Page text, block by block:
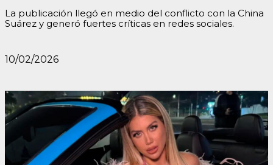
La publicación llegó en medio del conflicto con la China
Suárez y generó fuertes críticas en redes sociales.
10/02/2026